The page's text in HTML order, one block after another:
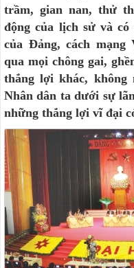
trầm, gian nan, thử
động của lịch sử và
của Đảng, cách
qua mọi chông gai,
thắng lợi khác, không
Nhân dân ta dưới sự
những thắng lợi vĩ đại